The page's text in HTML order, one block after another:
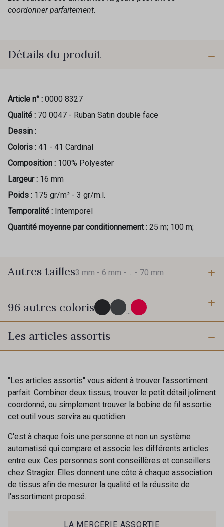
coordonner parfaitement.
Détails du produit
Article n° : 0000 8327
Qualité : 70 0047 - Ruban Satin double face
Dessin :
Coloris : 41 - 41 Cardinal
Composition : 100% Polyester
Largeur : 16 mm
Poids : 175 gr/m² - 3 gr/m.l.
Temporalité : Intemporel
Quantité moyenne par conditionnement : 25 m; 100 m;
Autres tailles3 mm - 6 mm - ... - 70 mm
3 mm
10 mm
70 mm
96 autres coloris ...
725 - 725 Noir
30 - 30 Silver 401 - 401 Blanc
09 - 09 Crème
23 - 23 Natural
Les articles assortis
"Les articles assortis" vous aident à trouver l'assortiment
parfait. Combiner deux tissus, trouver le petit détail joliment
coordonné, ou simplement trouver la bobine de fil assortie:
cet outil vous servira au quotidien.
C'est à chaque fois une personne et non un système
automatisé qui compare et associe les différents articles
entre eux. Ces personnes sont conseillères et conseillers
chez Stragier. Elles donnent une côte à chaque association
de tissus afin de mesurer la qualité et la réussite de
l'assortiment proposé.
LA MERCERIE ASSORTIE